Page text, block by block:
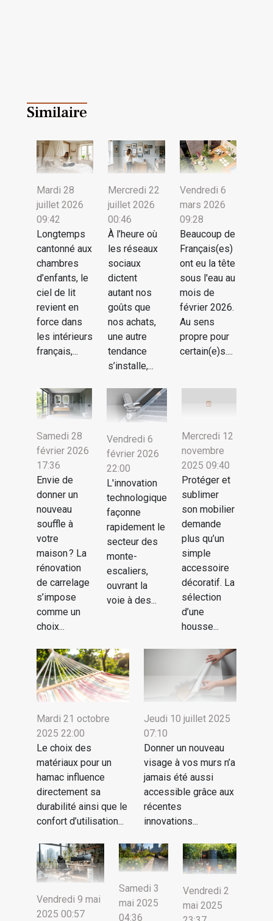
Similaire
Mardi 28
juillet 2026
09:42
Longtemps
cantonné aux
chambres
d’enfants, le
ciel de lit
revient en
force dans
les intérieurs
français,...
Mercredi 22
juillet 2026
00:46
À l’heure où
les réseaux
sociaux
dictent
autant nos
goûts que
nos achats,
une autre
tendance
s’installe,...
Vendredi 6
mars 2026
09:28
Beaucoup de
Français(es)
ont eu la tête
sous l'eau au
mois de
février 2026.
Au sens
propre pour
certain(e)s....
Samedi 28
février 2026
17:36
Envie de
donner un
nouveau
souffle à
votre
maison ? La
rénovation
de carrelage
s’impose
comme un
choix...
Vendredi 6
février 2026
22:00
L'innovation
technologique
façonne
rapidement le
secteur des
monte-
escaliers,
ouvrant la
voie à des...
Mercredi 12
novembre
2025 09:40
Protéger et
sublimer
son mobilier
demande
plus qu’un
simple
accessoire
décoratif. La
sélection
d’une
housse...
Mardi 21 octobre
2025 22:00
Le choix des
matériaux pour un
hamac influence
directement sa
durabilité ainsi que le
confort d’utilisation...
Jeudi 10 juillet 2025
07:10
Donner un nouveau
visage à vos murs n’a
jamais été aussi
accessible grâce aux
récentes
innovations...
Vendredi 9 mai
2025 00:57
Samedi 3
mai 2025
04:36
Vendredi 2
mai 2025